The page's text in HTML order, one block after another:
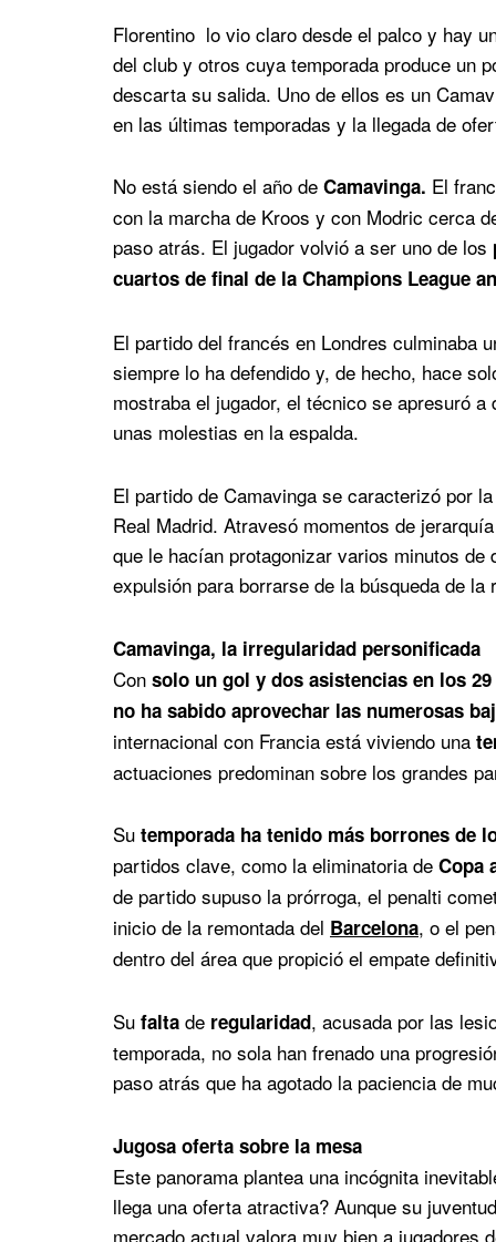
Florentino lo vio claro desde el palco y hay
del club y otros cuya temporada produce un
descarta su salida. Uno de ellos es un
en las últimas temporadas y la llegada de
No está siendo el año de Camavinga. El
con la marcha de Kroos y con Modric cerca
paso atrás. El jugador volvió a ser uno de los
cuartos de final de la Champions League
El partido del francés en Londres culminaba
siempre lo ha defendido y, de hecho, hace
mostraba el jugador, el técnico se apresuró
unas molestias en la espalda.
El partido de Camavinga se caracterizó por
Real Madrid. Atravesó momentos de
que le hacían protagonizar varios minutos
expulsión para borrarse de la búsqueda de la
Camavinga, la irregularidad personificada
Con solo un gol y dos asistencias en los
no ha sabido aprovechar las numerosas
internacional con Francia está viviendo una
actuaciones predominan sobre los grandes
Su temporada ha tenido más borrones de
partidos clave, como la eliminatoria de Copa
de partido supuso la prórroga, el penalti
inicio de la remontada del Barcelona, o el
dentro del área que propició el empate
Su falta de regularidad, acusada por las
temporada, no sola han frenado una
paso atrás que ha agotado la paciencia de
Jugosa oferta sobre la mesa
Este panorama plantea una incógnita
llega una oferta atractiva? Aunque su
mercado actual valora muy bien a jugadores